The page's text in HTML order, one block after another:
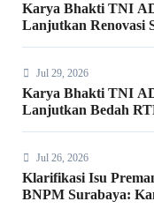
Karya Bhakti TNI
Lanjutkan Renovasi
Jul 29, 2026
Karya Bhakti TNI
Lanjutkan Bedah
Jul 26, 2026
Klarifikasi Isu
BNPM Surabaya: